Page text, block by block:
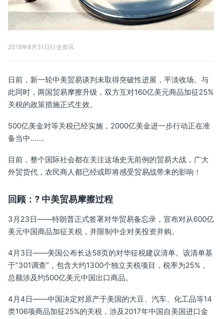
2018年8月31日行业资讯
日前，新一轮中美贸易谈判未取得突破性进展，平淡收场。与
此同时，两国贸易摩擦升级，双方互对160亿美元商品加征25%
关税的政策措施正式生效。
500亿美金对等关税已经实施，2000亿美金进一步行动正在准
备当中…….
目前，整个国际社会都在关注这场史无前例的贸易大战，广大
外贸货代，农民商人都已经或即将感受贸易战带来的影响！
回顾：? 中美贸易摩擦过程
3月23日——特朗普正式签署对华贸易备忘录，宣布对从600亿
美元中国商品加征关税，并限制中企对美投资并购。
4月3日——美国公布长达58页的对华征税建议清单。该清单基
于“301调查”，包含大约1300个独立关税项目，税率为25%，
总额涉及约500亿美元中国出口商品。
4月4日——中国决定对原产于美国的大豆、汽车、化工品等14
类106项商品加征25%的关税，涉及2017年中国自美国进口金